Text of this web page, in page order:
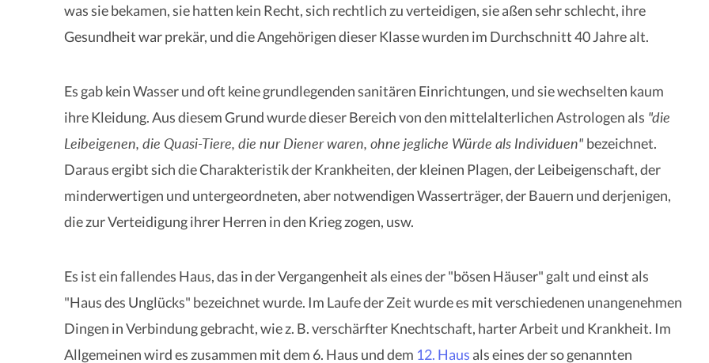
was sie bekamen, sie hatten kein Recht, sich rechtlich zu verteidigen, sie aßen sehr schlecht, ihre
Gesundheit war prekär, und die Angehörigen dieser Klasse wurden im Durchschnitt 40 Jahre alt.
Es gab kein Wasser und oft keine grundlegenden sanitären Einrichtungen, und sie wechselten kaum
ihre Kleidung. Aus diesem Grund wurde dieser Bereich von den mittelalterlichen Astrologen als "die
Leibeigenen, die Quasi-Tiere, die nur Diener waren, ohne jegliche Würde als Individuen" bezeichnet.
Daraus ergibt sich die Charakteristik der Krankheiten, der kleinen Plagen, der Leibeigenschaft, der
minderwertigen und untergeordneten, aber notwendigen Wasserträger, der Bauern und derjenigen,
die zur Verteidigung ihrer Herren in den Krieg zogen, usw.
Es ist ein fallendes Haus, das in der Vergangenheit als eines der "bösen Häuser" galt und einst als
"Haus des Unglücks" bezeichnet wurde. Im Laufe der Zeit wurde es mit verschiedenen unangenehmen
Dingen in Verbindung gebracht, wie z. B. verschärfter Knechtschaft, harter Arbeit und Krankheit. Im
Allgemeinen wird es zusammen mit dem 6. Haus und dem 12. Haus als eines der so genannten